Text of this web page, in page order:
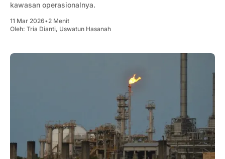
kawasan operasionalnya.
11 Mar 2026•2 Menit
Oleh: Tria Dianti, Uswatun Hasanah